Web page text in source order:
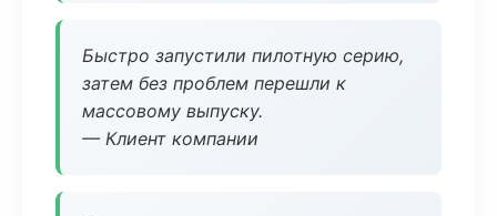
Быстро запустили пилотную серию,
затем без проблем перешли к
массовому выпуску.
— Клиент компании